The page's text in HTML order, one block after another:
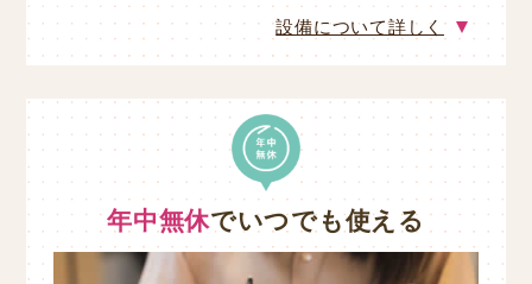
設備について詳しく
年中無休でいつでも使える